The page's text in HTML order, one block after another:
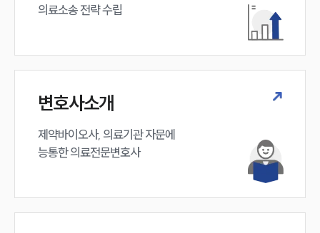
의료소송 전략 수립
변호사소개
제약바이오사, 의료기관 자문에
능통한 의료전문변호사